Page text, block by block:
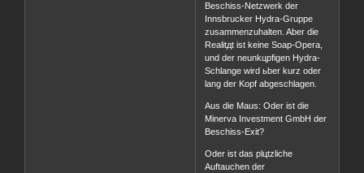
Beschiss-Netzwerk der
Innsbrucker Hydra-Gruppe
zusammenzuhalten. Aber die
Realitдt ist keine Soap-Opera,
und der neunkцpfigen Hydra-
Schlange wird ьber kurz oder
lang der Kopf abgeschlagen.
Aus die Maus: Oder ist die
Minerva Investment GmbH der
Beschiss-Exit?
Oder ist das plцtzliche
Auftauchen der